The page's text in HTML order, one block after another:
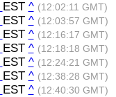
EST ^ (12:02:11 GMT)
EST ^ (12:03:57 GMT)
EST ^ (12:16:17 GMT)
EST ^ (12:18:18 GMT)
EST ^ (12:24:21 GMT)
EST ^ (12:38:28 GMT)
EST ^ (12:40:30 GMT)